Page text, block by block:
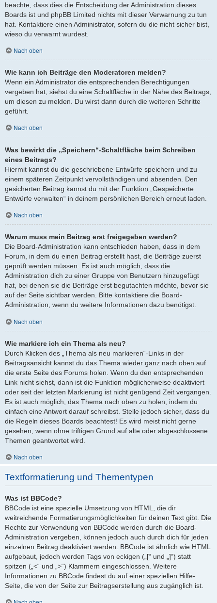
beachte, dass dies die Entscheidung der Administration dieses
Boards ist und phpBB Limited nichts mit dieser Verwarnung zu tun
hat. Kontaktiere einen Administrator, sofern du die nicht sicher bist,
wieso du verwarnt wurdest.
Nach oben
Wie kann ich Beiträge den Moderatoren melden?
Wenn ein Administrator die entsprechenden Berechtigungen
vergeben hat, siehst du eine Schaltfläche in der Nähe des Beitrags,
um diesen zu melden. Du wirst dann durch die weiteren Schritte
geführt.
Nach oben
Was bewirkt die „Speichern“-Schaltfläche beim Schreiben
eines Beitrags?
Hiermit kannst du die geschriebene Entwürfe speichern und zu
einem späteren Zeitpunkt vervollständigen und absenden. Den
gesicherten Beitrag kannst du mit der Funktion „Gespeicherte
Entwürfe verwalten“ in deinem persönlichen Bereich erneut laden.
Nach oben
Warum muss mein Beitrag erst freigegeben werden?
Die Board-Administration kann entschieden haben, dass in dem
Forum, in dem du einen Beitrag erstellt hast, die Beiträge zuerst
geprüft werden müssen. Es ist auch möglich, dass die
Administration dich zu einer Gruppe von Benutzern hinzugefügt
hat, bei denen sie die Beiträge erst begutachten möchte, bevor sie
auf der Seite sichtbar werden. Bitte kontaktiere die Board-
Administration, wenn du weitere Informationen dazu benötigst.
Nach oben
Wie markiere ich ein Thema als neu?
Durch Klicken des „Thema als neu markieren“-Links in der
Beitragsansicht kannst du das Thema wieder ganz nach oben auf
die erste Seite des Forums holen. Wenn du den entsprechenden
Link nicht siehst, dann ist die Funktion möglicherweise deaktiviert
oder seit der letzten Markierung ist nicht genügend Zeit vergangen.
Es ist auch möglich, das Thema nach oben zu holen, indem du
einfach eine Antwort darauf schreibst. Stelle jedoch sicher, dass du
die Regeln dieses Boards beachtest! Es wird meist nicht gerne
gesehen, wenn ohne triftigen Grund auf alte oder abgeschlossene
Themen geantwortet wird.
Nach oben
Textformatierung und Thementypen
Was ist BBCode?
BBCode ist eine spezielle Umsetzung von HTML, die dir
weitreichende Formatierungsmöglichkeiten für deinen Text gibt. Die
Rechte zur Verwendung von BBCode werden durch die Board-
Administration vergeben, können jedoch auch durch dich für jeden
einzelnen Beitrag deaktiviert werden. BBCode ist ähnlich wie HTML
aufgebaut, jedoch werden Tags von eckigen („[“ und „]“) statt
spitzen („<“ und „>“) Klammern eingeschlossen. Weitere
Informationen zu BBCode findest du auf einer speziellen Hilfe-
Seite, die von der Seite zur Beitragserstellung aus zugänglich ist.